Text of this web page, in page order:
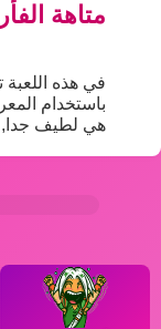
متاهة
في هذه اللعبة
باستخدام
هي لطيف جدا,